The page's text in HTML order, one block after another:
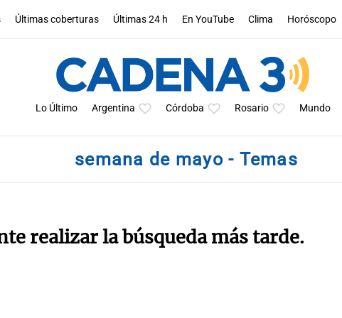
Últimas coberturas Últimas 24 h En YouTube Clima Horóscopo
Lo Último Argentina Córdoba Rosario Mundo
semana de mayo - Temas
realizar la búsqueda más tarde.